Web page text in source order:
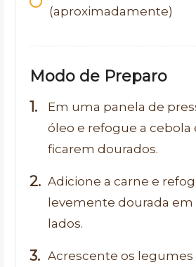
(aproximadamente)
Modo de Preparo
Em uma panela de
óleo e refogue a cebola
ficarem dourados.
Adicione a carne e
levemente dourada em
lados.
Acrescente os legumes